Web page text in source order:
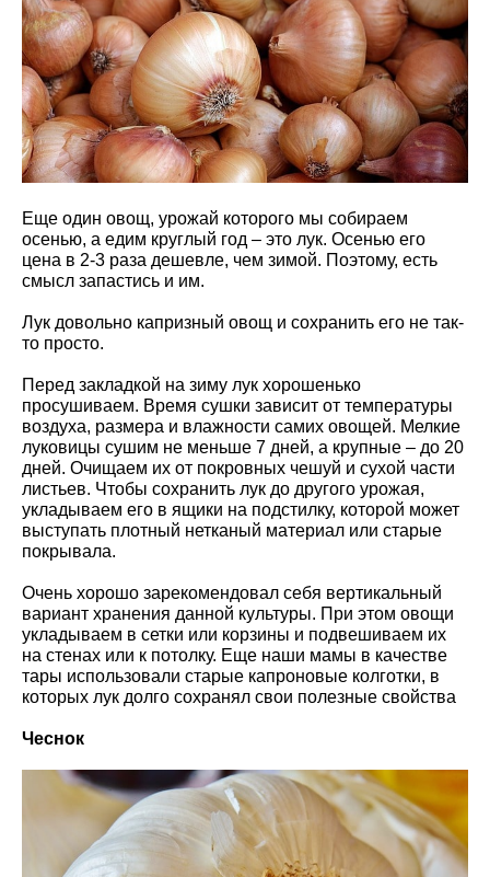
Еще один овощ, урожай которого мы собираем
осенью, а едим круглый год – это лук. Осенью его
цена в 2-3 раза дешевле, чем зимой. Поэтому, есть
смысл запастись и им.
Лук довольно капризный овощ и сохранить его не так-
то просто.
Перед закладкой на зиму лук хорошенько
просушиваем. Время сушки зависит от температуры
воздуха, размера и влажности самих овощей. Мелкие
луковицы сушим не меньше 7 дней, а крупные – до 20
дней. Очищаем их от покровных чешуй и сухой части
листьев. Чтобы сохранить лук до другого урожая,
укладываем его в ящики на подстилку, которой может
выступать плотный нетканый материал или старые
покрывала.
Очень хорошо зарекомендовал себя вертикальный
вариант хранения данной культуры. При этом овощи
укладываем в сетки или корзины и подвешиваем их
на стенах или к потолку. Еще наши мамы в качестве
тары использовали старые капроновые колготки, в
которых лук долго сохранял свои полезные свойства
Чеснок